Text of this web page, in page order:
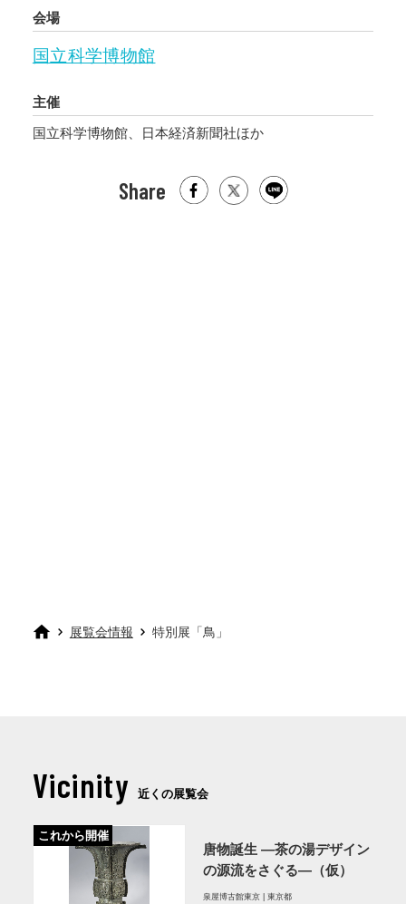
会場
国立科学博物館
主催
国立科学博物館、日本経済新聞社ほか
Share
展覧会情報 特別展「鳥」
Vicinity 近くの展覧会
これから開催
唐物誕生 ―茶の湯デザイン
の源流をさぐる―（仮）
泉屋博古館東京 | 東京都